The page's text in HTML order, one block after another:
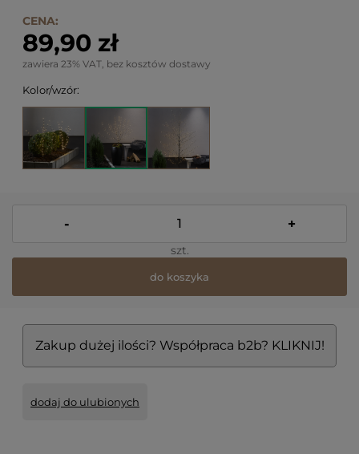
CENA:
89,90 zł
zawiera 23% VAT, bez kosztów dostawy
Kolor/wzór:
- +
szt.
do koszyka
Zakup dużej ilości? Współpraca b2b? KLIKNIJ!
dodaj do ulubionych